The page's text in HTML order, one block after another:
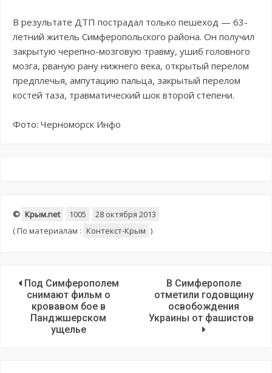
В результате ДТП пострадал только пешеход — 63-
летний житель Симферопольского района. Он получил
закрытую черепно-мозговую травму, ушиб головного
мозга, рваную рану нижнего века, открытый перелом
предплечья, ампутацию пальца, закрытый перелом
костей таза, травматический шок второй степени.
Фото: Черноморск Инфо
© Крым.net 1005
28 октября 2013
(По материалам : Контекст-Крым )
Под Симферополем
снимают фильм о
кровавом бое в
Панджшерском
ущелье
В Симферополе
отметили годовщину
освобождения
Украины от фашистов